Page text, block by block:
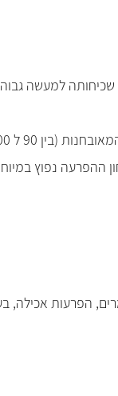
למעשה
הפרעות אכילה,